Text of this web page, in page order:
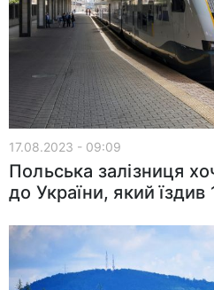
17.08.2023 - 09:09
Польська залізниця
до України, який їздив